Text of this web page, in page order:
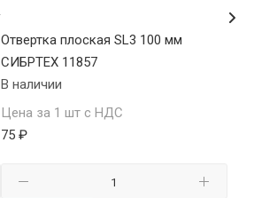
Отвертка плоская SL3 100 мм
СИБРТЕХ 11857
В наличии
Цена за 1 шт с НДС
75 ₽